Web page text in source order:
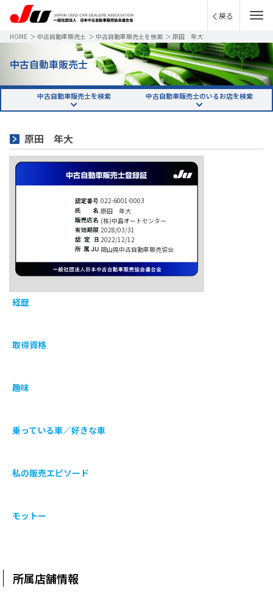
戻る
HOME ＞ 中古自動車販売士 ＞ 中古自動車販売士を検索 ＞ 原田 年大
中古自動車販売士
中古自動車販売士を検索 中古自動車販売士のいるお店を検索
原田 年大
022-6001-0003
原田 年大
(株)中島オートセンター
2028/03/31
2022/12/12
岡山県中古自動車販売協会
経歴
取得資格
趣味
乗っている車／好きな車
私の販売エピソード
モットー
所属店舗情報